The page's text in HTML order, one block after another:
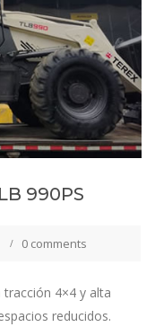
990PS
0 comments
4×4 y alta
reducidos.